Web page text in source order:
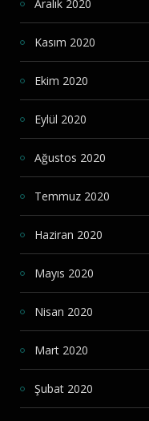
Aralık 2020
Kasım 2020
Ekim 2020
Eylül 2020
Ağustos 2020
Temmuz 2020
Haziran 2020
Mayıs 2020
Nisan 2020
Mart 2020
Şubat 2020